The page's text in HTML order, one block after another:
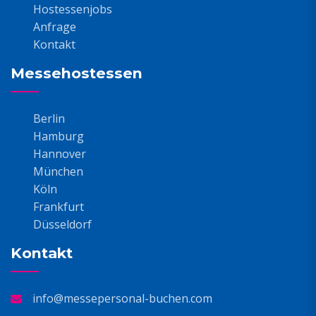
Hostessenjobs
Anfrage
Kontakt
Messehostessen
Berlin
Hamburg
Hannover
München
Köln
Frankfurt
Düsseldorf
Kontakt
info@messepersonal-buchen.com